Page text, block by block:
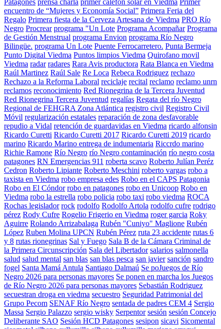
Patagones prensa charla primer calefón solar en Viedma Primer
encuentro de “Mujeres y Economía Social” Primera Feria del
Regalo Primera fiesta de la Cerveza Artesana de Viedma PRO Río
Negro Procrear programa "Un Lote Programa Acompañar Programa
de Gestión Menstrual programa Envion programa Río Negro
Bilingüe. programa Un Lote Puente Ferrocarretero. Punta Bermeja
Punto Digital Viedma Puntos limpios Viedma Quirofano movil
Viedma radar radares Rara Avis productora Rata Blanca en Viedma
Raúl Martinez Raúl Sale Re Loca Rebeca Rodriguez rechazo
Rechazo a la Reforma Laboral reciclaje recital reclamo reclamo unrn
reclamos reconocimiento Red Rionegrina de la Tercera Juventud
Red Rionegrina Tercera Juventud regalías Regata del río Negro
Regional de FEHGRA Zona Atlántica registro civil Registro Civil
Móvil regularización estatales reparación de zona desfavorable
repudio a Vidal retención de guardavidas en Viedma ricardo alfonsin
Ricardo Curetti Ricardo Curetti 2017 Ricardo Curetti 2019 ricardo
marino Ricardo Marino entrega de indumentaria Riccrdo marino
Richie Ramone Río Negro río Negro contaminación río negro costa
patagones RN Emergencias 911 roberta scavo Roberto Julían Peréz
Cedron Roberto Lipiante Roberto Meschini roberto vargas robo a
taxista en Viedma robo empresa edes Robo en el CAPS Patagonia
Robo en El Cóndor robo en patagones robo en Unicoop Robo en
Viedma robo la estrella robo policia robo taxi robo viedma ROCA
Rochas legislador rock rodolfo Rodolfo Artola rodolfo cufre rodrigo
pérez Rody Cufre Rogelio Frigerio en Viedma roger garcia Roky
Aguirre Rolando Arrizabalaga Rubén "Cuniyo" Maglione Rubén
López Ruben Molina UPCN Rubén Pérez ruta 23 accidente rutas 6
y 8 rutas rionegrinas Sal y Fuego Sala B de la Cámara Criminal de
la Primera Circunscripción Sala del Libertador salarios salmonella
salud salud mental san blas san blas pesca san javier sanción sandro
fogel Santa Mamá Antula Santiago Dalmaú Se poJuegos de Río
Negro 2026 para personas mayores Se ponen en marcha los Juegos
de Río Negro 2026 para personas mayores Sebastián Rodriguez
secuestran droga en viedma secuestro Seguridad Patrimonial del
Grupo Pecom SENAF Río Negro sentada de padres CEM 4 Sergio
Massa Sergio Palazzo sergio wisky Serpentor sesión sesión Concejo
Deliberante SAO Sesión HCD Patagones sesipon sicavi Sicomental